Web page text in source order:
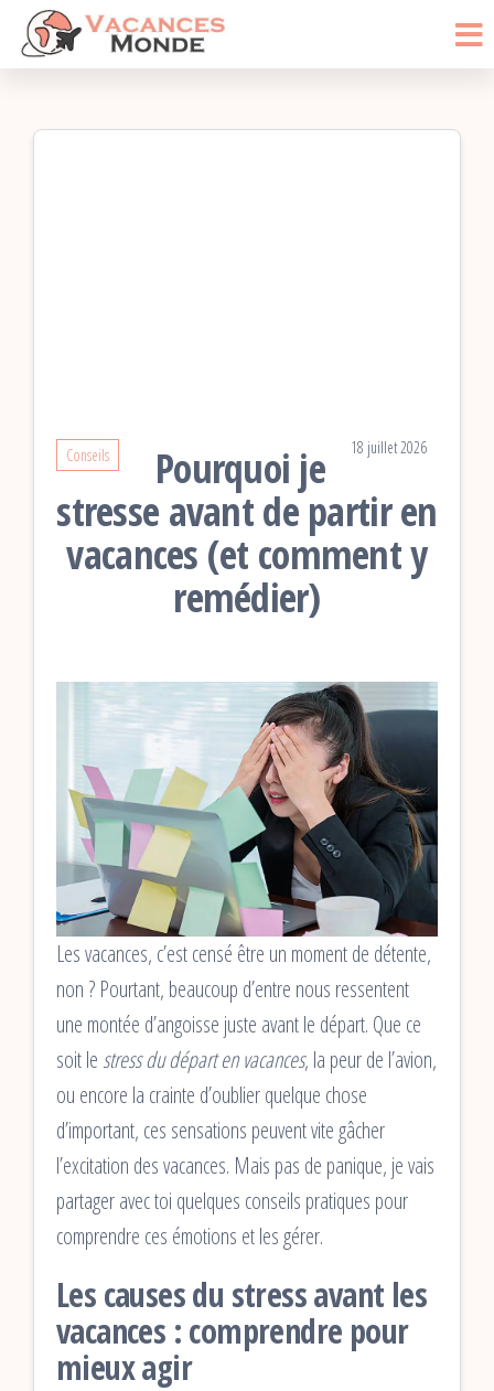
Passer
Monde
Conseils 18 juillet 2026
Pourquoi je
stresse avant de partir en
vacances (et comment y
remédier)
Les vacances, c’est censé être un moment de détente,
non ? Pourtant, beaucoup d’entre nous ressentent
une montée d’angoisse juste avant le départ. Que ce
soit le stress du départ en vacances, la peur de l’avion,
ou encore la crainte d’oublier quelque chose
d’important, ces sensations peuvent vite gâcher
l’excitation des vacances. Mais pas de panique, je vais
partager avec toi quelques conseils pratiques pour
comprendre ces émotions et les gérer.
Les causes du stress avant les
vacances : comprendre pour
mieux agir